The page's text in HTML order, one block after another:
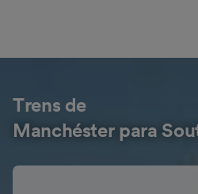
Trens de
Manchéster para